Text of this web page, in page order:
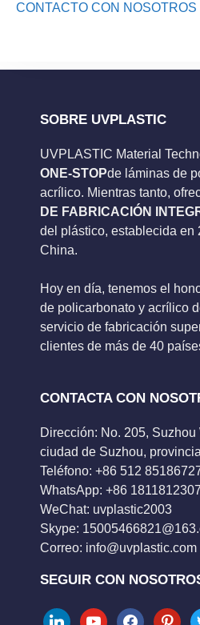
CONTACTO CON NOSOTROS
SOBRE UVPLASTIC
UVPLASTIC Material
ONE-STOPde láminas de
acrílico. Mientras tanto,
DE FABRICACIÓN
del plástico, establecida en
China.
Hoy en día, tenemos el
de policarbonato y acrílico
servicio de fabricación
clientes de más de 40
CONTACTA CON
Dirección: No. 205, Suzhou
ciudad de Suzhou,
Teléfono: +86 512
WhatsApp: +86
WeChat: uvplastic2003
Skype:
Correo: info@uvplastic.com
SEGUIR CON
linkedinyoutubefacebook